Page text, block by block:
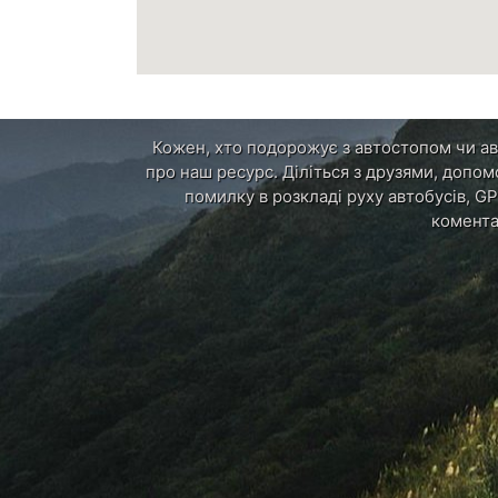
Кожен, хто подорожує з автостопом чи
про наш ресурс. Діліться з друзями,
помилку в розкладі руху автобусів,